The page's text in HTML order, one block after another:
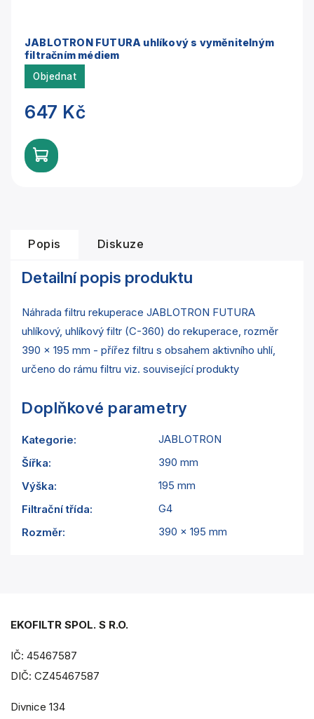
JABLOTRON FUTURA uhlíkový s vyměnitelným
filtračním médiem
Objednat
647 Kč
Popis Diskuze
Detailní popis produktu
Náhrada filtru rekuperace JABLOTRON FUTURA
uhlíkový, uhlíkový filtr (C-360) do rekuperace, rozměr
390 x 195 mm - přířez filtru s obsahem aktivního uhlí,
určeno do rámu filtru viz. související produkty
Doplňkové parametry
Kategorie:
JABLOTRON
Šířka:
390 mm
Výška:
195 mm
Filtrační třída:
G4
Rozměr: 390 x 195 mm
EKOFILTR SPOL. S R.O.
IČ: 45467587
DIČ: CZ45467587
Divnice 134